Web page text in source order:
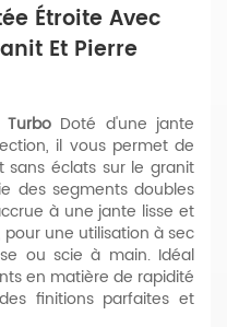
Étroite Avec
Et Pierre
TurboDoté d'une jante
il vous permet de
sans éclats sur le granit
des segments doubles
à une jante lisse et
une utilisation à sec
ou scie à main. Idéal
en matière de rapidité
finitions parfaites et